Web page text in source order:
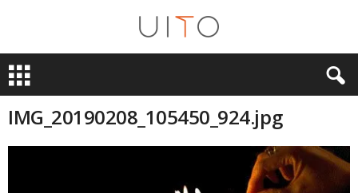
T
IMG_20190208_105450_924.jpg